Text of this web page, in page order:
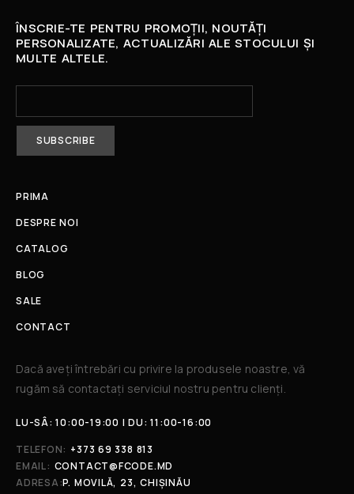
ÎNSCRIE-TE PENTRU PROMOȚII, NOUTĂȚI
PERSONALIZATE, ACTUALIZĂRI ALE STOCULUI ȘI
MULTE ALTELE.
PRIMA
DESPRE NOI
CATALOG
BLOG
SALE
CONTACT
Dacă aveți întrebări cu privire la produsele noastre, vă
rugăm să contactați serviciul nostru pentru clienți.​
LU-SÂ: 10:00-19:00 | DU: 11:00-16:00
TELEFON: +373 69 338 813
EMAIL: CONTACT@FCODE.MD
ADRESA:P. MOVILĂ, 23, CHIȘINĂU